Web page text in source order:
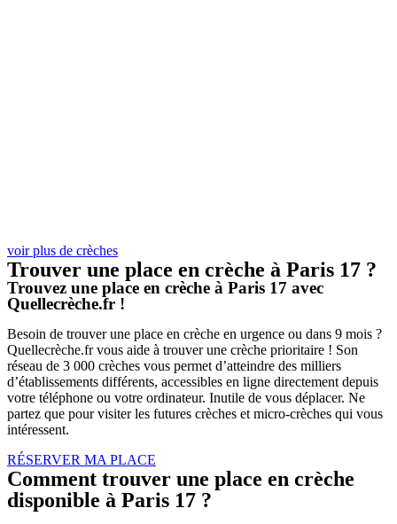
voir plus de crèches
Trouver une place en crèche à Paris 17 ?
Trouvez une place en crèche à Paris 17 avec
Quellecrèche.fr !
Besoin de trouver une place en crèche en urgence ou dans 9 mois ?
Quellecrèche.fr vous aide à trouver une crèche prioritaire ! Son
réseau de 3 000 crèches vous permet d’atteindre des milliers
d’établissements différents, accessibles en ligne directement depuis
votre téléphone ou votre ordinateur. Inutile de vous déplacer. Ne
partez que pour visiter les futures crèches et micro-crèches qui vous
intéressent.
RÉSERVER MA PLACE
Comment trouver une place en crèche
disponible à Paris 17 ?